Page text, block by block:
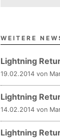
WEITERE
Lightning
19.02.2014 von
Lightning
14.02.2014 von
Lightning